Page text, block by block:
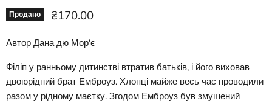
Продано Ціна зараз
₴170.00
Автор Дана дю Мор'є
Філіп у ранньому дитинстві втратив батьків, і його виховав
двоюрідний брат Емброуз. Хлопці майже весь час проводили
разом у рідному маєтку. Згодом Емброуз був змушений